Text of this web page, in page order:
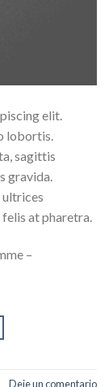
elit.
lobortis.
sagittis
gravida.
ultrices
at pharetra.
–
Deje un comentario